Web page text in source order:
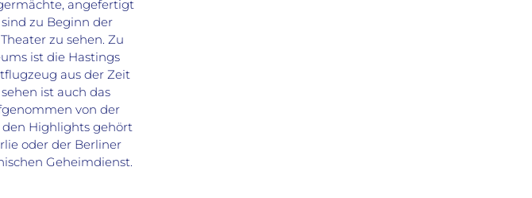
angefertigt
zu Beginn der
zu sehen. Zu
ist die Hastings
aus der Zeit
ist auch das
von der
den Highlights gehört
oder der Berliner
Geheimdienst.